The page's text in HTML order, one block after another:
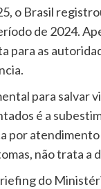
o Brasil
de 2024.
para as
para salvar
é a
por
não trata a
do